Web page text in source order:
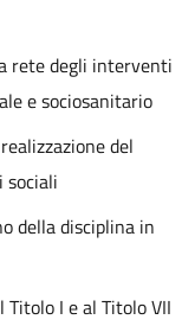
rete degli interventi
e sociosanitario
del
della disciplina in
I e al Titolo VII